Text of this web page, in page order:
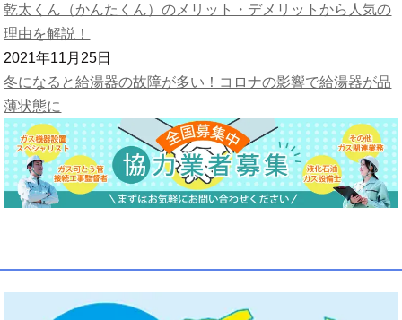
乾太くん（かんたくん）のメリット・デメリットから人気の
理由を解説！
2021年11月25日
冬になると給湯器の故障が多い！コロナの影響で給湯器が品
薄状態に